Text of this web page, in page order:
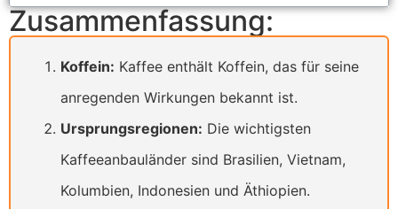
Zusammenfassung:
Koffein: Kaffee enthält Koffein, das für seine
anregenden Wirkungen bekannt ist.
Ursprungsregionen: Die wichtigsten
Kaffeeanbauländer sind Brasilien, Vietnam,
Kolumbien, Indonesien und Äthiopien.